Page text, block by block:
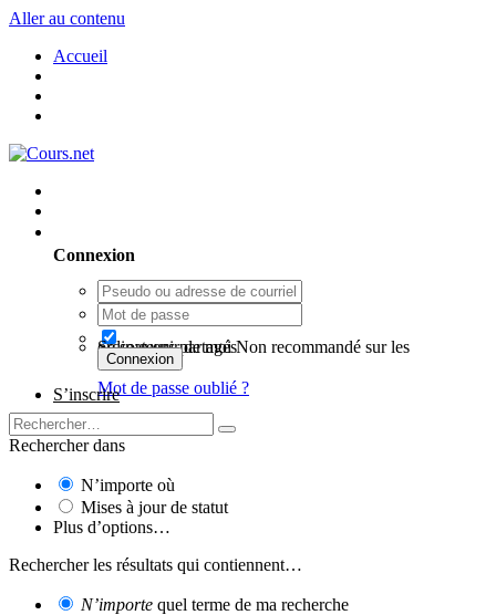
Aller au contenu
Accueil
Connexion
Se souvenir de moi
Non recommandé sur les ordinateurs partagés
Connexion
Mot de passe oublié ?
S’inscrire
Rechercher dans
N’importe où
Mises à jour de statut
Plus d’options…
Rechercher les résultats qui contiennent…
N’importe quel terme de ma recherche